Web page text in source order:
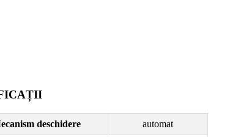
deschidere automat